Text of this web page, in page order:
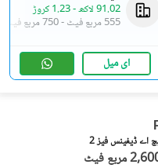
91.02 لاکھ
-1.23 کروڑ
555 مربع فیٹ
-750 مربع فیٹ
ای میل
مربع فیٹ